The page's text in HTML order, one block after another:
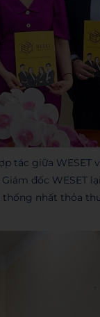
tác giữa WESET
Giám đốc
nhất thỏa